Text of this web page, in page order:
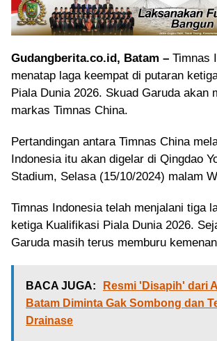
Gudangberita.co.id, Batam – Timnas
menatap laga keempat di putaran
Piala Dunia 2026. Skuad Garuda akan
markas Timnas China.
Pertandingan antara Timnas China
Indonesia itu akan digelar di Qingdao
Stadium, Selasa (15/10/2024) malam
Timnas Indonesia telah menjalani tiga
ketiga Kualifikasi Piala Dunia 2026.
Garuda masih terus memburu
BACA JUGA:
Resmi 'Disapih' dari
Batam Diminta Gak Sombong dan
Drainase